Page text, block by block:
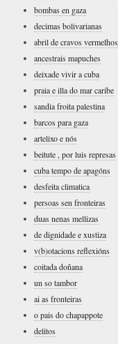
bombas en gaza
decimas bolivarianas
abril de cravos vermelhos
ancestrais mapuches
deixade vivir a cuba
praia e illa do mar caribe
sandia froita palestina
barcos para gaza
artelixo e nós
beitute , por luis represas
cuba tempo de apagóns
desfeita climatica
persoas sen fronteiras
duas nenas mellizas
de dignidade e xustiza
v(b)otacions reflexións
coitada doñana
un so tambor
ai as fronteiras
o pais do chapappote
delitos